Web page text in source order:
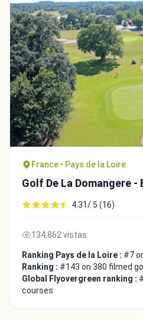
France • Pays de la Loire
Golf De La Domangere -
4.31/ 5 (16)
134,862 vistas
Ranking Pays de la Loire : #7
Ranking : #143 on 380 filmed
Global Flyovergreen ranking :
courses